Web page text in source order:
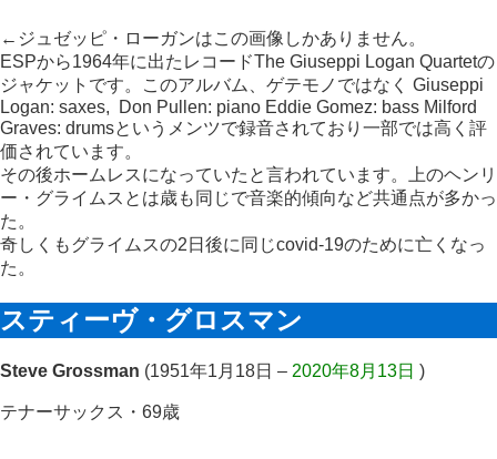
←ジュゼッピ・ローガンはこの画像しかありません。
ESPから1964年に出たレコードThe Giuseppi Logan Quartetの
ジャケットです。このアルバム、ゲテモノではなく Giuseppi
Logan: saxes, Don Pullen: piano Eddie Gomez: bass Milford
Graves: drumsというメンツで録音されており一部では高く評
価されています。
その後ホームレスになっていたと言われています。上のヘンリ
ー・グライムスとは歳も同じで音楽的傾向など共通点が多かっ
た。
奇しくもグライムスの2日後に同じcovid-19のために亡くなっ
た。
スティーヴ・グロスマン
Steve Grossman (1951年1月18日 – 2020年8月13日 )
テナーサックス・69歳